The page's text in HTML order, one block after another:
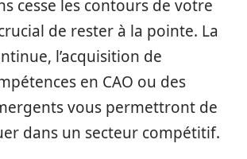
cesse les contours de votre
de rester à la pointe. La
l’acquisition de
en CAO ou des
vous permettront de
dans un secteur compétitif.